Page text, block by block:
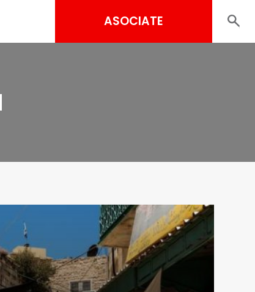
ASOCIATE